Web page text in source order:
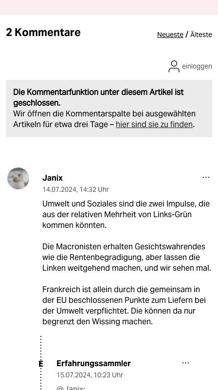
2 Kommentare Neueste / Älteste
Die Kommentarfunktion unter diesem Artikel ist
geschlossen.
Wir öffnen die Kommentarspalte bei ausgewählten
Artikeln für etwa drei Tage – hier sind sie zu finden.
einloggen
Janix
14.07.2024, 14:32 Uhr
Umwelt und Soziales sind die zwei Impulse, die
aus der relativen Mehrheit von Links-Grün
kommen könnten.
Die Macronisten erhalten Gesichtswahrendes
wie die Rentenbegradigung, aber lassen die
Linken weitgehend machen, und wir sehen mal.
Frankreich ist allein durch die gemeinsam in
der EU beschlossenen Punkte zum Liefern bei
der Umwelt verpflichtet. Die können da nur
begrenzt den Wissing machen.
E Erfahrungssammler
15.07.2024, 10:23 Uhr